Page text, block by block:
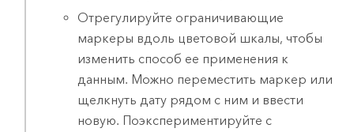
Отрегулируйте ограничивающие
маркеры вдоль цветовой шкалы, чтобы
изменить способ ее применения к
данным. Можно переместить маркер или
щелкнуть дату рядом с ним и ввести
новую. Поэкспериментируйте с